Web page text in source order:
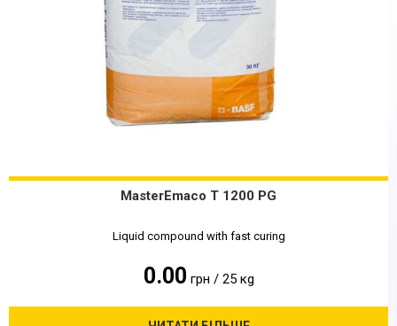
MasterEmaco T 1200 PG
Liquid compound with fast curing
0.00 грн / 25 кg